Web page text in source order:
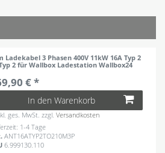
Ladekabel 3 Phasen 400V 11kW 16A Typ 2
2 für Wallbox Ladestation Wallbox24
€ *
In den Warenkorb
ges. MwSt. zzgl.Versandkosten
1-4 Tage
ANT16ATYP2TO210M3P
6.999130.110